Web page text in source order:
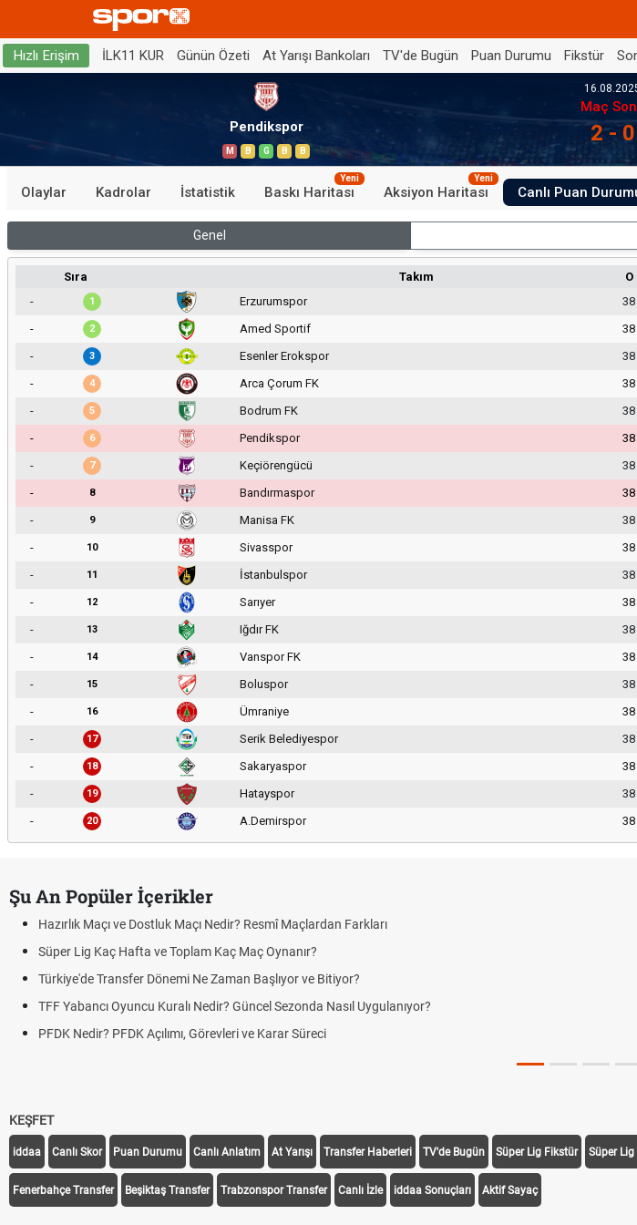
Hızlı Erişim İLK11 KUR Günün Özeti At Yarışı Bankoları TV'de Bugün Puan Durumu Fikstür
Pendikspor
M B G B B
Maç
2 - 0
Olaylar Kadrolar İstatistik Baskı Haritası
Yeni
Aksiyon Haritası
Yeni
Canlı Puan
Genel
Sıra Takım O
-
1 Erzurumspor 38
-
2 Amed Sportif 38
-
3 Esenler Erokspor 38
-
4 Arca Çorum FK 38
-
5 Bodrum FK 38
-
6 Pendikspor 38
-
7 Keçiörengücü 38
-
8 Bandırmaspor 38
-
9 Manisa FK 38
-
10 Sivasspor 38
-
11 İstanbulspor 38
-
12 Sarıyer 38
-
13 Iğdır FK 38
-
14 Vanspor FK 38
-
15 Boluspor 38
-
16 Ümraniye 38
-
17 Serik Belediyespor 38
-
18 Sakaryaspor 38
-
19 Hatayspor 38
-
20 A.Demirspor 38
Şu An Popüler İçerikler
Hazırlık Maçı ve Dostluk Maçı Nedir? Resmî Maçlardan Farkları
Süper Lig Kaç Hafta ve Toplam Kaç Maç Oynanır?
Türkiye'de Transfer Dönemi Ne Zaman Başlıyor ve Bitiyor?
TFF Yabancı Oyuncu Kuralı Nedir? Güncel Sezonda Nasıl Uygulanıyor?
PFDK Nedir? PFDK Açılımı, Görevleri ve Karar Süreci
KEŞFET
iddaa Canlı Skor Puan Durumu Canlı Anlatım At Yarışı Transfer Haberleri TV'de Bugün Süper Lig Fikstür Süper
Fenerbahçe Transfer Beşiktaş Transfer Trabzonspor Transfer Canlı İzle iddaa Sonuçları Aktif Sayaç